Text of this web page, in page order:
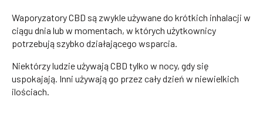
Waporyzatory CBD są zwykle używane do krótkich inhalacji w
ciągu dnia lub w momentach, w których użytkownicy
potrzebują szybko działającego wsparcia.
Niektórzy ludzie używają CBD tylko w nocy, gdy się
uspokajają. Inni używają go przez cały dzień w niewielkich
ilościach.